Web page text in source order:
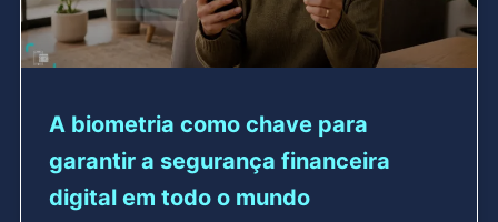
A biometria como chave para
garantir a segurança financeira
digital em todo o mundo